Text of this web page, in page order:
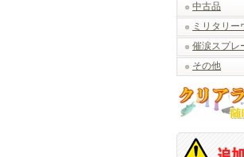
中古品
ミリタリー
催涙スプレ
その他